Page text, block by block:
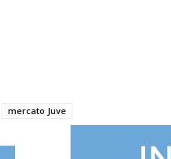
mercato Juve